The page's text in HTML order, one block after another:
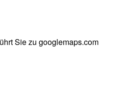
Sie zu googlemaps.com